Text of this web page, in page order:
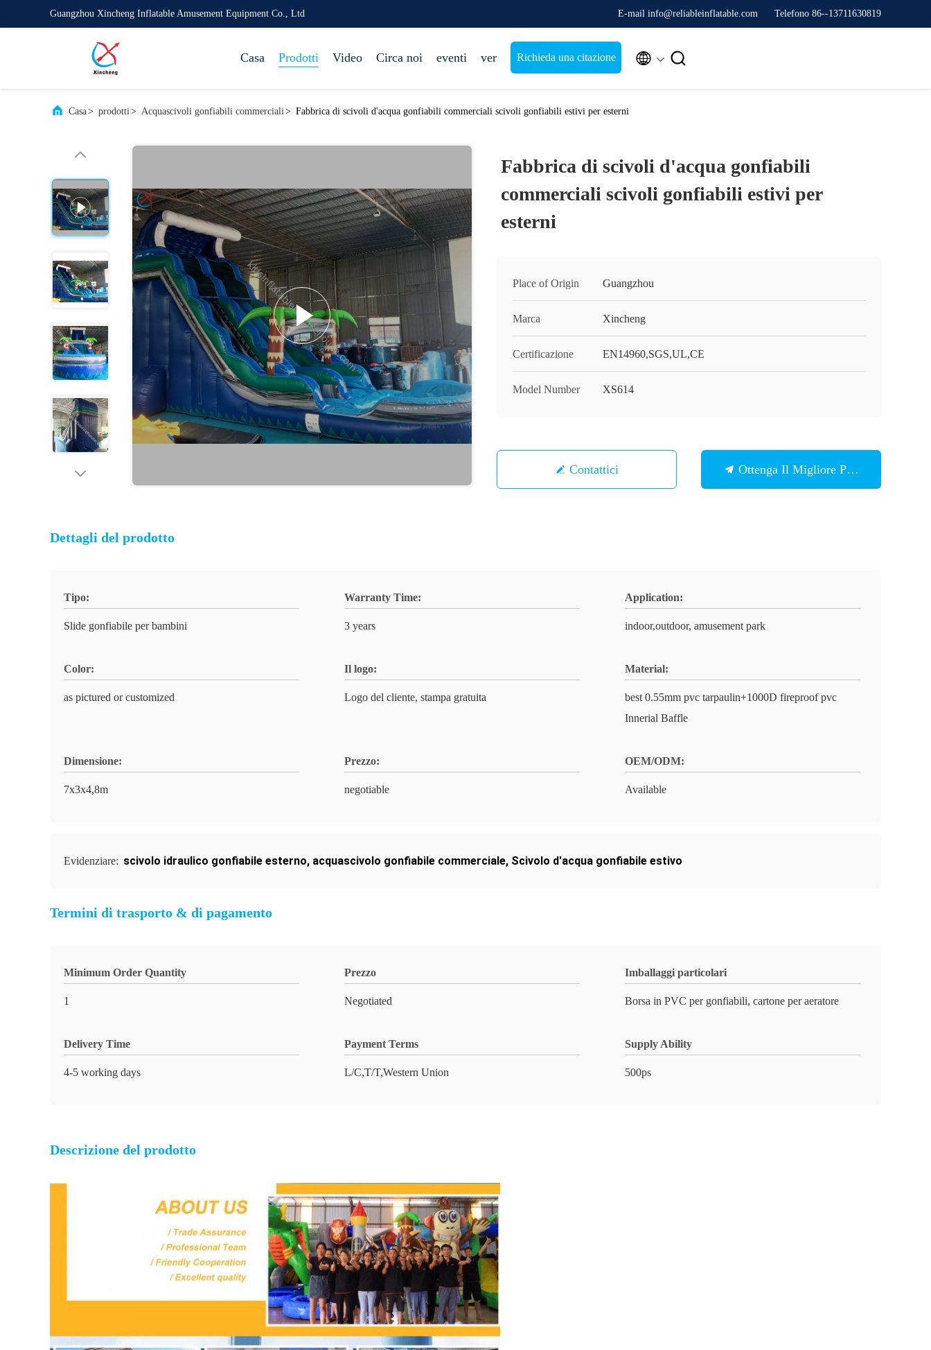
Guangzhou Xincheng Inflatable Amusement Equipment Co., Ltd E-mail info@reliableinflatable.com Telefono 86--13711630819
Casa Prodotti Video Circa noi eventi ver Richieda una citazione  
Casa> prodotti> Acquascivoli gonfiabili commerciali> Fabbrica di scivoli d'acqua gonfiabili commerciali scivoli gonfiabili estivi per esterni
Fabbrica di scivoli d'acqua gonfiabili
commerciali scivoli gonfiabili estivi per
esterni
Place of Origin Guangzhou
Marca Xincheng
Certificazione EN14960,SGS,UL,CE
Model Number XS614
Contattici Ottenga Il Migliore Prezzo
Dettagli del prodotto
Tipo:
Slide gonfiabile per bambini
Warranty Time:
3 years
Application:
indoor,outdoor, amusement park
Color:
as pictured or customized
Il logo:
Logo del cliente, stampa gratuita
Material:
best 0.55mm pvc tarpaulin+1000D fireproof pvc
Innerial Baffle
Dimensione:
7x3x4,8m
Prezzo:
negotiable
OEM/ODM:
Available
Evidenziare: scivolo idraulico gonfiabile esterno, acquascivolo gonfiabile commerciale, Scivolo d'acqua gonfiabile estivo
Termini di trasporto & di pagamento
Minimum Order Quantity
1
Prezzo
Negotiated
Imballaggi particolari
Borsa in PVC per gonfiabili, cartone per aeratore
Delivery Time
4-5 working days
Payment Terms
L/C,T/T,Western Union
Supply Ability
500ps
Descrizione del prodotto